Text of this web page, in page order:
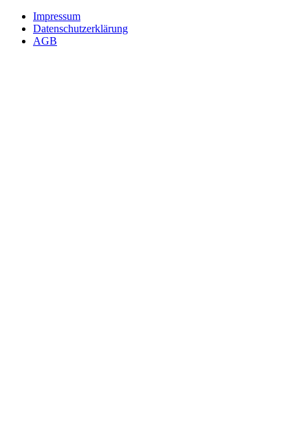
Impressum
Datenschutzerklärung
AGB